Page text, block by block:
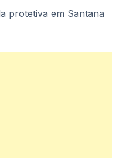
protetiva em Santana